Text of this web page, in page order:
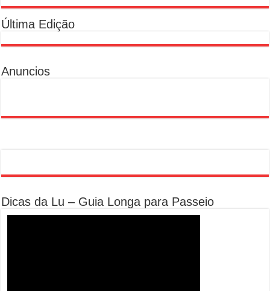
Última Edição
Anuncios
Dicas da Lu – Guia Longa para Passeio